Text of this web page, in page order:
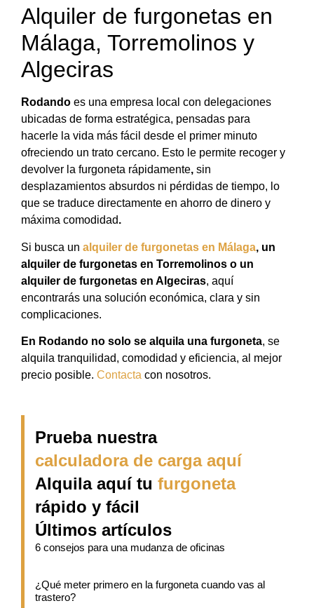
Alquiler de furgonetas en
Málaga, Torremolinos y
Algeciras
Rodando es una empresa local con delegaciones
ubicadas de forma estratégica, pensadas para
hacerle la vida más fácil desde el primer minuto
ofreciendo un trato cercano. Esto le permite recoger y
devolver la furgoneta rápidamente, sin
desplazamientos absurdos ni pérdidas de tiempo, lo
que se traduce directamente en ahorro de dinero y
máxima comodidad.
Si busca un alquiler de furgonetas en Málaga, un
alquiler de furgonetas en Torremolinos o un
alquiler de furgonetas en Algeciras, aquí
encontrarás una solución económica, clara y sin
complicaciones.
En Rodando no solo se alquila una furgoneta, se
alquila tranquilidad, comodidad y eficiencia, al mejor
precio posible. Contacta con nosotros.
Prueba nuestra
calculadora de carga aquí
Alquila aquí tu furgoneta
rápido y fácil
Últimos artículos
6 consejos para una mudanza de oficinas
¿Qué meter primero en la furgoneta cuando vas al
trastero?